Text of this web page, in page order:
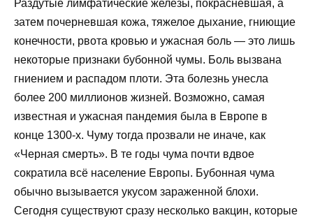
Раздутые лимфатические железы, покрасневшая, а
затем почерневшая кожа, тяжелое дыхание, гниющие
конечности, рвота кровью и ужасная боль — это лишь
некоторые признаки бубонной чумы. Боль вызвана
гниением и распадом плоти. Эта болезнь унесла
более 200 миллионов жизней. Возможно, самая
известная и ужасная пандемия была в Европе в
конце 1300-х. Чуму тогда прозвали не иначе, как
«Черная смерть». В те годы чума почти вдвое
сократила всё население Европы. Бубонная чума
обычно вызывается укусом зараженной блохи.
Сегодня существуют сразу несколько вакцин, которые